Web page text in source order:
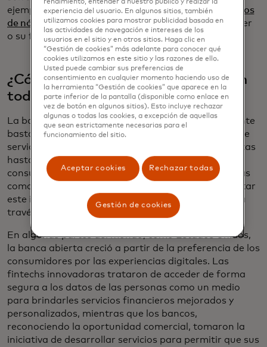
ejemplo, dando a los prestamistas acceso a sus
datos
de nómina, su historial de pagos regulares de alquiler
o su flujo de caja general.
¿Cómo funciona la banca abierta en
todo el mundo?
La banca abierta existió de una forma u otra durante
bastante tiempo. Pero en los últimos años, el tipo de
servicios que permite, desde la agregación de cuentas
hasta los pagos, está siendo adoptado por
consumidores y compañías a medida que compañías
como Mastercard amplían su capacidad para facilitar
este intercambio de datos rápido, simple y seguro a
través de sus
servicios de banca abierta
En algunas partes del mundo, como Estados Unidos,
la banca abierta creció a partir de la preferencia de los
consumidores por las experiencias digitales. Las
fintechs innovadoras trataron de acceder de forma
segura a los datos de las personas como un medio
para brindarles servicios financieros mejorados y
personalizados, mientras que los bancos,
reconociendo la oportunidad comercial, tomaron la
iniciativa de desarrollar servicios para permitir que sus
rendimiento, entender a nuestro público y realzar la
experiencia del usuario. En algunos sitios, también
utilizamos cookies para mostrar publicidad basada en
las actividades de navegación e intereses de los
usuarios en el sitio y en otros sitios. Haga clic en
“Gestión de cookies” más adelante para conocer qué
cookies utilizamos en este sitio y las razones de ello.
Usted puede cambiar sus preferencias de
consentimiento en cualquier momento haciendo uso de
la herramienta “Gestión de cookies” que aparece en la
parte inferior de la pantalla (disponible como enlace en
vez de botón en algunos sitios). Esto incluye rechazar
algunas o todas las cookies, a excepción de aquellas
que sean estrictamente necesarias para el
funcionamiento del sitio.
Aceptar cookies Rechazar todas
Gestión de cookies